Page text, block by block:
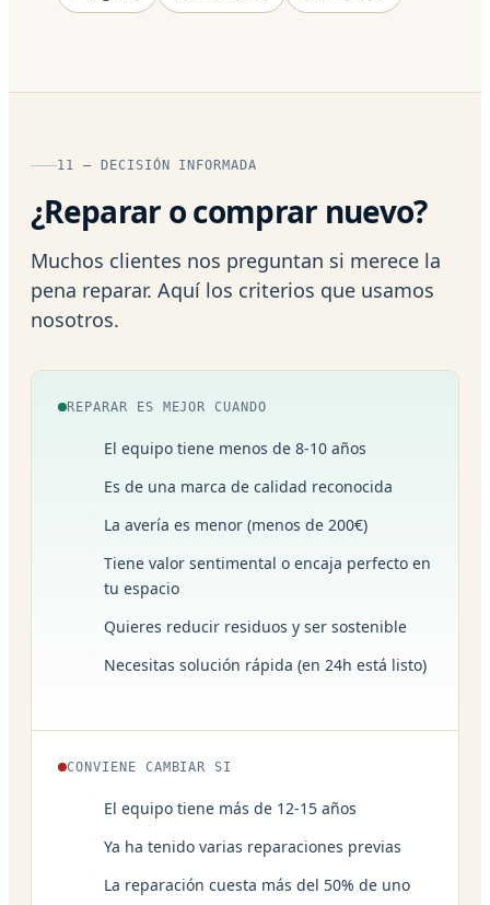
11 — DECISIÓN INFORMADA
¿Reparar o comprar nuevo?
Muchos clientes nos preguntan si merece la
pena reparar. Aquí los criterios que usamos
nosotros.
REPARAR ES MEJOR CUANDO
El equipo tiene menos de 8-10 años
Es de una marca de calidad reconocida
La avería es menor (menos de 200€)
Tiene valor sentimental o encaja perfecto en
tu espacio
Quieres reducir residuos y ser sostenible
Necesitas solución rápida (en 24h está listo)
CONVIENE CAMBIAR SI
El equipo tiene más de 12-15 años
Ya ha tenido varias reparaciones previas
La reparación cuesta más del 50% de uno